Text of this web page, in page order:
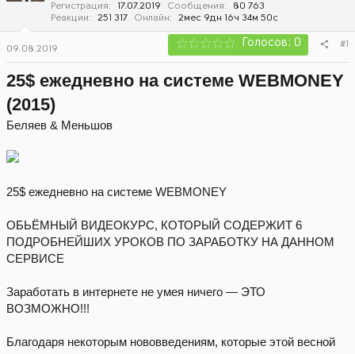
а
л
а
Регистрация 17.07.2019 Сообщения
80 763
Реакции
251 317 Онлайн 2мес 9дн 16ч 34м 50с
09.08.2019 Голосов: 0 #1
25$ ежедневно на системе WEBMONEY
(2015)
Беляев & Меньшов
25$ ежедневно на системе WEBMONEY
ОБЬЁМНЫЙ ВИДЕОКУРС, КОТОРЫЙ СОДЕРЖИТ 6
ПОДРОБНЕЙШИХ УРОКОВ ПО ЗАРАБОТКУ НА ДАННОМ
СЕРВИСЕ
Заработать в интернете не умея ничего — ЭТО
ВОЗМОЖНО!!!
Благодаря некоторым нововведениям, которые этой весной